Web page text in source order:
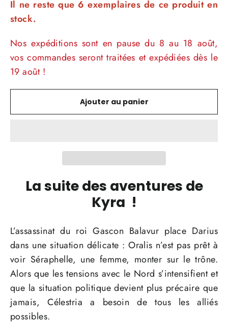
Il ne reste que 6 exemplaires de ce produit en
stock.
Nos expéditions sont en pause du 8 au 18 août,
vos commandes seront traitées et expédiées dès le
19 août !
Ajouter au panier
La suite des aventures de
Kyra !
L’assassinat du roi Gascon Balavur place Darius
dans une situation délicate : Oralis n’est pas prêt à
voir Séraphelle, une femme, monter sur le trône.
Alors que les tensions avec le Nord s’intensifient et
que la situation politique devient plus précaire que
jamais, Célestria a besoin de tous les alliés
possibles.